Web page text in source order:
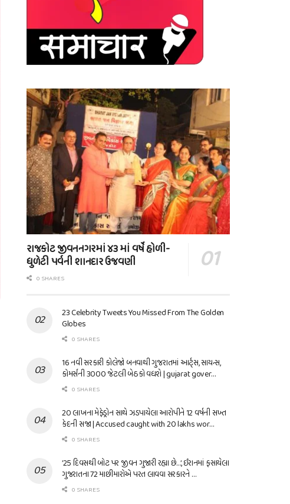
રાજકોટ જીવનનગરમાં ૪૩ માં વર્ષે હોળી-
ધુળેટી પર્વની શાનદાર ઉજવણી
0 SHARES
23 Celebrity Tweets You Missed From The Golden
Globes
0 SHARES
16 નવી સરકારી કોલેજો બનવાથી ગુજરાતમાં આર્ટ્સ, સાયન્સ,
કોમર્સની 3000 જેટલી બેઠકો વધશે | gujarat gover…
0 SHARES
20 લાખના મેફેડ્રોન સાથે ઝડપાયેલા આરોપીને 12 વર્ષની સખ્ત
કેદની સજા | Accused caught with 20 lakhs wor…
0 SHARES
’25 દિવસથી બોટ પર જીવન ગુજારી રહ્યા છે…’, ઈરાનમાં ફસાયેલા
ગુજરાતના 72 માછીમારોએ પરત લાવવા સરકારને …
0 SHARES